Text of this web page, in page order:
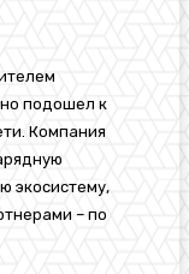
подошел к
Компания
экосистему,
– по